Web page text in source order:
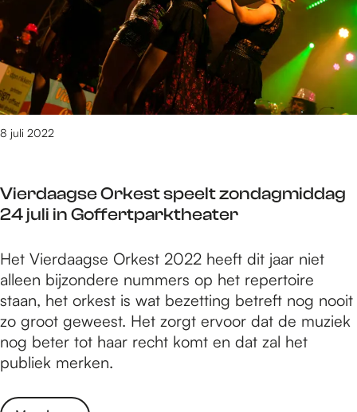
Q
-
j
o
n
r
e
r
e
d
o
r
H
B
T
Q
+
-
j
o
n
e
D
e
G
e
m
e
e
r
i
e
n
d
o
o
r
p
r
e
e
n
t
i
e
e
G
e
m
e
n
r
Vierdaagse Orkest speelt zondagmiddag
24 juli in Goffertparktheater
8 juli 2022
V
i
e
r
d
a
g
Het Vierdaagse Orkest 2022 heeft dit jaar niet
alleen bijzondere nummers op het repertoire
staan, het orkest is wat bezetting betreft nog nooit
zo groot geweest. Het zorgt ervoor dat de muziek
nog beter tot haar recht komt en dat zal het
publiek merken.